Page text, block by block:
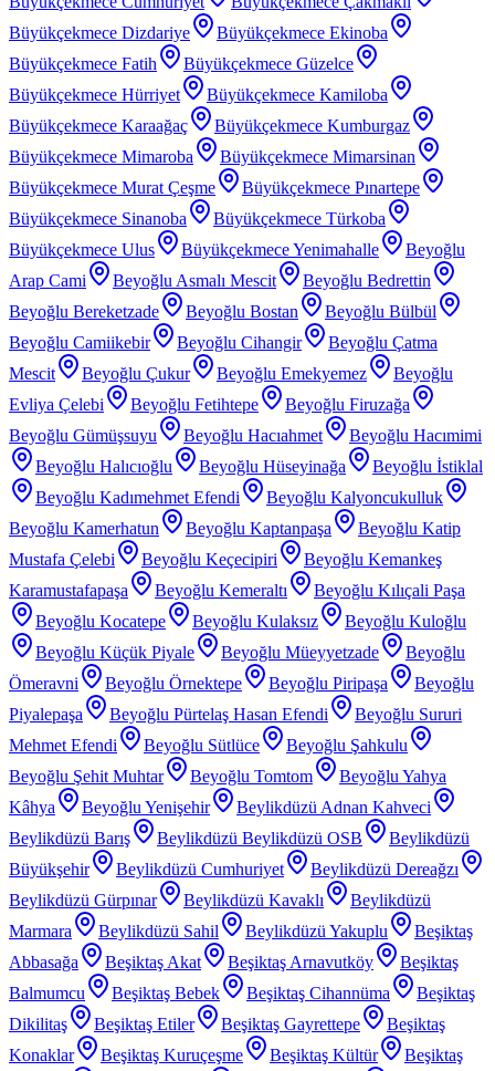
Büyükçekmece Dizdariye
Büyükçekmece Ekinoba
Büyükçekmece Fatih
Büyükçekmece Güzelce
Büyükçekmece Hürriyet
Büyükçekmece Kamiloba
Büyükçekmece Karaağaç
Büyükçekmece Kumburgaz
Büyükçekmece Mimaroba
Büyükçekmece Mimarsinan
Büyükçekmece Murat Çeşme
Büyükçekmece Pınartepe
Büyükçekmece Sinanoba
Büyükçekmece Türkoba
Büyükçekmece Ulus
Büyükçekmece Yenimahalle
Beyoğlu
Arap Cami
Beyoğlu Asmalı Mescit
Beyoğlu Bedrettin
Beyoğlu Bereketzade
Beyoğlu Bostan
Beyoğlu Bülbül
Beyoğlu Camiikebir
Beyoğlu Cihangir
Beyoğlu Çatma
Mescit
Beyoğlu Çukur Beyoğlu Emekyemez
Beyoğlu
Evliya Çelebi
Beyoğlu Fetihtepe
Beyoğlu Firuzağa
Beyoğlu Gümüşsuyu
Beyoğlu Hacıahmet
Beyoğlu Hacımimi
Beyoğlu Halıcıoğlu
Beyoğlu Hüseyinağa
Beyoğlu İstiklal
Beyoğlu Kadımehmet Efendi
Beyoğlu Kalyoncukulluk
Beyoğlu Kamerhatun
Beyoğlu Kaptanpaşa
Beyoğlu Katip
Mustafa Çelebi
Beyoğlu Keçecipiri
Beyoğlu Kemankeş
Karamustafapaşa
Beyoğlu Kemeraltı
Beyoğlu Kılıçali Paşa
Beyoğlu Kocatepe
Beyoğlu Kulaksız
Beyoğlu Kuloğlu
Beyoğlu Küçük Piyale
Beyoğlu Müeyyetzade
Beyoğlu
Ömeravni
Beyoğlu Örnektepe Beyoğlu Piripaşa
Beyoğlu
Piyalepaşa
Beyoğlu Pürtelaş Hasan Efendi
Beyoğlu Sururi
Mehmet Efendi
Beyoğlu Sütlüce
Beyoğlu Şahkulu
Beyoğlu Şehit Muhtar
Beyoğlu Tomtom
Beyoğlu Yahya
Kâhya
Beyoğlu Yenişehir
Beylikdüzü Adnan Kahveci
Beylikdüzü Barış
Beylikdüzü Beylikdüzü OSB
Beylikdüzü
Büyükşehir
Beylikdüzü Cumhuriyet
Beylikdüzü Dereağzı
Beylikdüzü Gürpınar
Beylikdüzü Kavaklı
Beylikdüzü
Marmara
Beylikdüzü Sahil Beylikdüzü Yakuplu
Beşiktaş
Abbasağa
Beşiktaş Akat Beşiktaş Arnavutköy
Beşiktaş
Balmumcu
Beşiktaş Bebek Beşiktaş Cihannüma
Beşiktaş
Dikilitaş
Beşiktaş Etiler Beşiktaş Gayrettepe
Beşiktaş
Konaklar
Beşiktaş Kuruçeşme Beşiktaş Kültür
Beşiktaş